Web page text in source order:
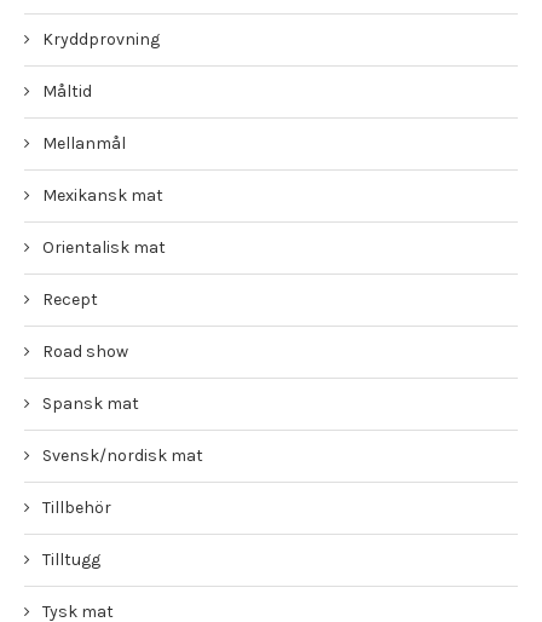
Kryddprovning
Måltid
Mellanmål
Mexikansk mat
Orientalisk mat
Recept
Road show
Spansk mat
Svensk/nordisk mat
Tillbehör
Tilltugg
Tysk mat